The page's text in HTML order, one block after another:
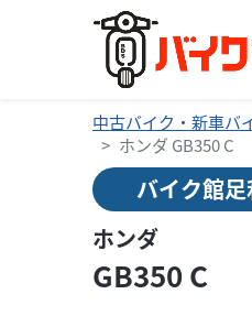
中古バイク・新車バ
ホンダ GB350 C
バイク館
ホンダ
GB350 C